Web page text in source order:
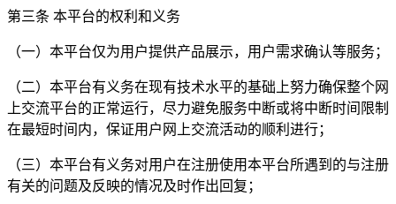
第三条 本平台的权利和义务
（一）本平台仅为用户提供产品展示，用户需求确认等服务；
（二）本平台有义务在现有技术水平的基础上努力确保整个网
上交流平台的正常运行，尽力避免服务中断或将中断时间限制
在最短时间内，保证用户网上交流活动的顺利进行；
（三）本平台有义务对用户在注册使用本平台所遇到的与注册
有关的问题及反映的情况及时作出回复；